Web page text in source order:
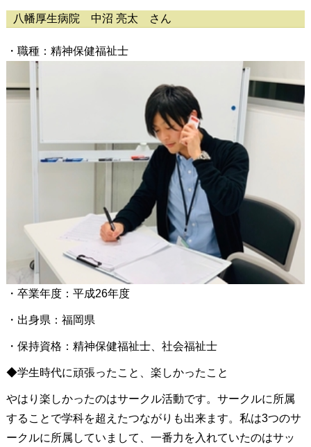
八幡厚生病院 中沼 亮太 さん
・職種：精神保健福祉士
・卒業年度：平成26年度
・出身県：福岡県
・保持資格：精神保健福祉士、社会福祉士
◆学生時代に頑張ったこと、楽しかったこと
やはり楽しかったのはサークル活動です。サークルに所属
することで学科を超えたつながりも出来ます。私は3つのサ
ークルに所属していまして、一番力を入れていたのはサッ